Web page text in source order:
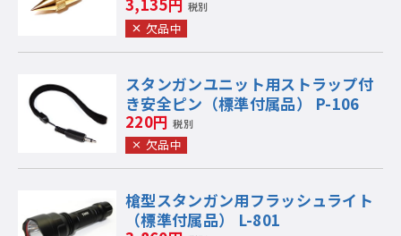
税別
欠品中
スタンガンユニット用ストラップ付
き安全ピン（標準付属品） P-106
220円 税別
欠品中
槍型スタンガン用フラッシュライト
（標準付属品） L-801